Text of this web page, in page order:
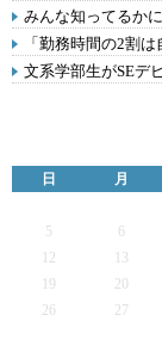
みんな知ってるか
「勤務時間の2割
文系学部生がSEデ
日 月
5
6
12
13
19
20
26
27